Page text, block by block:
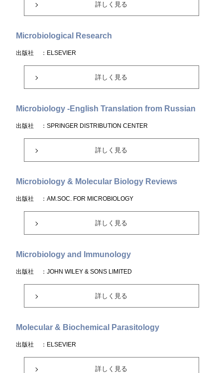
詳しく見る
Microbiological Research
出版社 ：ELSEVIER
詳しく見る
Microbiology -English Translation from Russian
出版社 ：SPRINGER DISTRIBUTION CENTER
詳しく見る
Microbiology & Molecular Biology Reviews
出版社 ：AM.SOC. FOR MICROBIOLOGY
詳しく見る
Microbiology and Immunology
出版社 ：JOHN WILEY & SONS LIMITED
詳しく見る
Molecular & Biochemical Parasitology
出版社 ：ELSEVIER
詳しく見る